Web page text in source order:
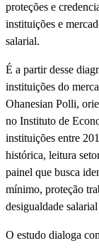
proteções e
instituições e
salarial.
É a partir desse
instituições do
Ohanesian Polli,
no Instituto de
instituições entre
histórica, leitura
painel que busca
mínimo, proteção
desigualdade
O estudo dialoga